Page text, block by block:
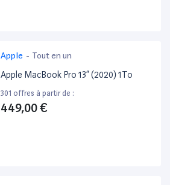
Apple - Tout en un
Apple MacBook Pro 13” (2020) 1To
301 offres à partir de :
449,00 €